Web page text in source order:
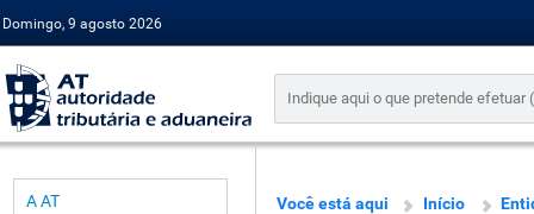
Domingo, 9 agosto 2026
A AT Você está aqui Início